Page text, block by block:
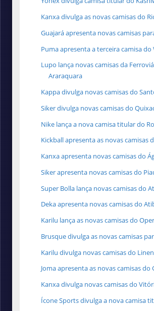
Kanxa divulga as novas camisas do
Guajará apresenta novas camisas
Puma apresenta a terceira camisa do
Lupo lança novas camisas da
Araraquara
Kappa divulga novas camisas do
Siker divulga novas camisas do
Nike lança a nova camisa titular do
Kickball apresenta as novas camisas
Kanxa apresenta novas camisas do
Siker apresenta novas camisas do
Super Bolla lança novas camisas do
Deka apresenta novas camisas do
Karilu lança as novas camisas do
Brusque divulga as novas camisas
Karilu divulga novas camisas do
Joma apresenta as novas camisas do
Kanxa divulga novas camisas do
Ícone Sports divulga a nova camisa